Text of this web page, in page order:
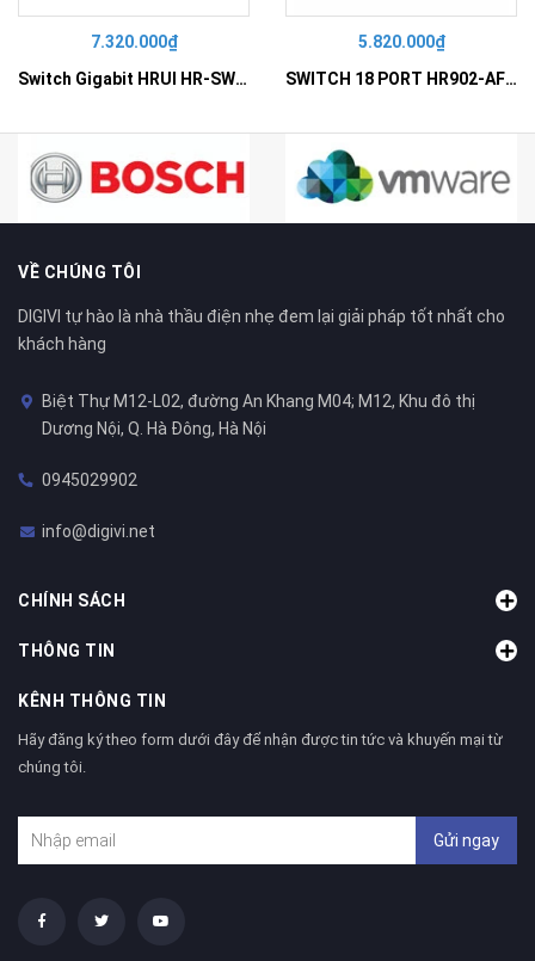
7.320.000₫
Switch Gigabit HRUI HR-SWG10240D
5.820.000₫
SWITCH 18 PORT HR902-AF162G-300 – Switch PoE 16 Cổng
VỀ CHÚNG TÔI
DIGIVI tự hào là nhà thầu điện nhẹ đem lại giải pháp tốt nhất cho
khách hàng
Biệt Thự M12-L02, đường An Khang M04; M12, Khu đô thị
Dương Nội, Q. Hà Đông, Hà Nội
0945029902
info@digivi.net
CHÍNH SÁCH
THÔNG TIN
KÊNH THÔNG TIN
Hãy đăng ký theo form dưới đây để nhận được tin tức và khuyến mại từ
chúng tôi.
Gửi ngay